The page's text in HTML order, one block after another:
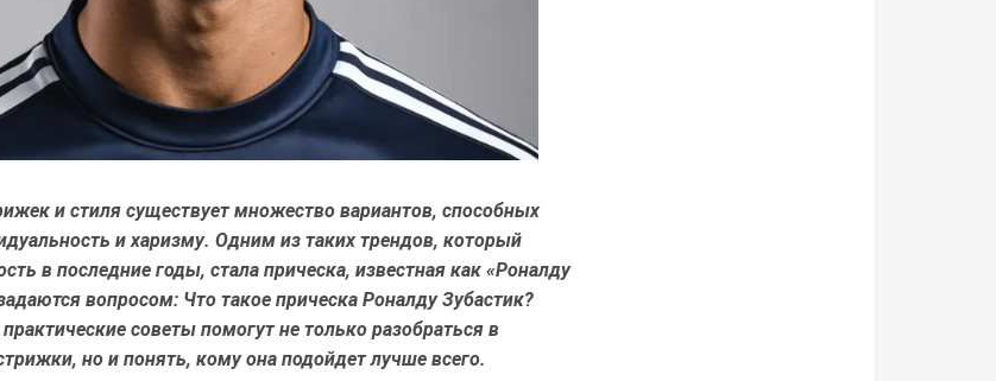
и стиля существует множество вариантов, способных
и харизму. Одним из таких трендов, который
в последние годы, стала прическа, известная как «Роналду
вопросом: Что такое прическа Роналду Зубастик?
советы помогут не только разобраться в
но и понять, кому она подойдет лучше всего.